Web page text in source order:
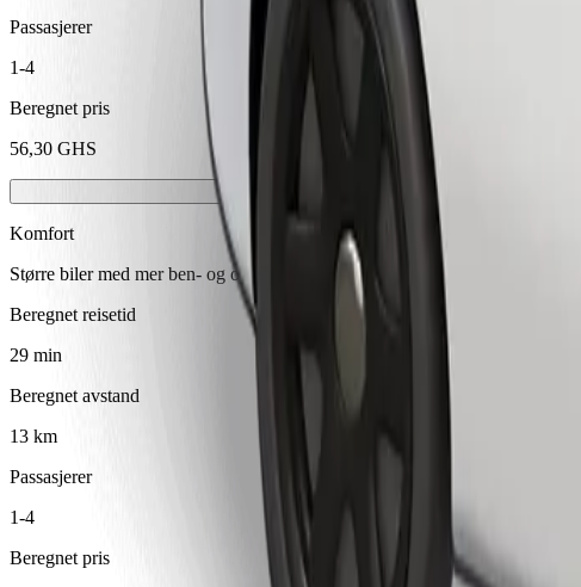
Passasjerer
1-4
Beregnet pris
56,30 GHS
Komfort
Større biler med mer ben- og oppbevaringsplass
Beregnet reisetid
29 min
Beregnet avstand
13 km
Passasjerer
1-4
Beregnet pris